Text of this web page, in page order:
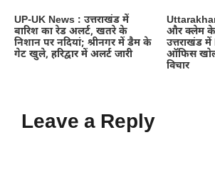
UP-UK News : उत्तराखंड में
बारिश का रेड अलर्ट, खतरे के
निशान पर नदियां; श्रीनगर में डैम के
गेट खुले, हरिद्वार में अलर्ट जारी
और क्लेम के
उत्तराखंड
ऑफिस
विचार
Leave a Reply